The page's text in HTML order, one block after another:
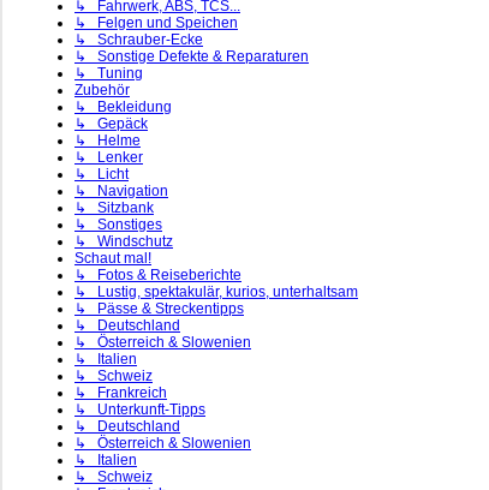
↳ Fahrwerk, ABS, TCS...
↳ Felgen und Speichen
↳ Schrauber-Ecke
↳ Sonstige Defekte & Reparaturen
↳ Tuning
Zubehör
↳ Bekleidung
↳ Gepäck
↳ Helme
↳ Lenker
↳ Licht
↳ Navigation
↳ Sitzbank
↳ Sonstiges
↳ Windschutz
Schaut mal!
↳ Fotos & Reiseberichte
↳ Lustig, spektakulär, kurios, unterhaltsam
↳ Pässe & Streckentipps
↳ Deutschland
↳ Österreich & Slowenien
↳ Italien
↳ Schweiz
↳ Frankreich
↳ Unterkunft-Tipps
↳ Deutschland
↳ Österreich & Slowenien
↳ Italien
↳ Schweiz